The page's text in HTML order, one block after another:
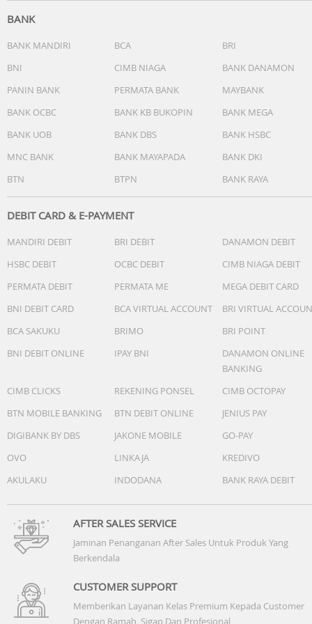
yang terlewat saat membersihkan rumah.
mencegah dan mengurangi belitan rambut.
memisahkan udara dan debu untuk menghindari
terjadinya penyumbatan pre-filter yang menyebabkan
hisap vacuum akan tetap kuat dan terjaga dengan baik.
- 5 Stage Filtration System: Menangkap 99,97% partikel
keluar saat pembersihan,mengunci partikel kecil tanpa
menyebabkan alergi. Sehingga lingkungan rumah lebih
segar dan sehat.
- iLoop Smart Sensor: Sensor Cerdas dan Inovatif yang
mendeteksi dan menyesuaikan daya hisap dengan
debu yang ada secara Real time. Mendeteksi partikel
mungkin tidak terlihat oleh kasat mata.
- LED Headlight: Sikat Roller LED efektif menghilangkan
yang sulit terlihat
- Kapasitas Tangki Air Kotor: 720 ml,
- Suction power: up to
- Celaning Mode: Auto/Vacuum/Max
- Running Time: up to 70 min (vacuum), up to 50 min
- Charging Time: 4 - 5 hour
- Noise: < dB
- Lay-Flat: 13cm
Garansi mesin, baterai, segala jenis motor 2 tahun (Tidak
termasuk main acc yang aus harus diganti. Pastikan tidak
membongkar, atau memperbaiki produk sendiri, karena
tidak bisa klaim garansi lagi)
BANK
BANK MANDIRI BCA
BRI
BNI
CIMB NIAGA
BANK DANAMON
PANIN BANK
PERMATA BANK
MAYBANK
BANK OCBC
BANK KB BUKOPIN
BANK MEGA
BANK UOB
BANK DBS
BANK HSBC
MNC BANK
BANK MAYAPADA
BANK DKI
BTN
BTPN BANK RAYA
DEBIT CARD & E-PAYMENT
MANDIRI DEBIT BRI DEBIT
DANAMON DEBIT
HSBC DEBIT
OCBC DEBIT
CIMB NIAGA DEBIT
PERMATA DEBIT
PERMATA ME
MEGA DEBIT CARD
BNI DEBIT CARD
BCA VIRTUAL ACCOUNT
BRI VIRTUAL
BCA SAKUKU
BRIMO
BRI POINT
BNI DEBIT ONLINE
IPAY BNI
DANAMON ONLINE
BANKING
CIMB CLICKS
REKENING PONSEL
CIMB OCTOPAY
BTN MOBILE BANKING
BTN DEBIT ONLINE
JENIUS PAY
DIGIBANK BY DBS
JAKONE MOBILE
GO-PAY
OVO
LINKAJA
KREDIVO
AKULAKU
INDODANA BANK RAYA DEBIT
AFTER SALES SERVICE
Jaminan Penanganan After Sales Untuk Produk Yang
Berkendala
CUSTOMER SUPPORT
Memberikan Layanan Kelas Premium Kepada Customer
Dengan Ramah, Sigap Dan Profesional